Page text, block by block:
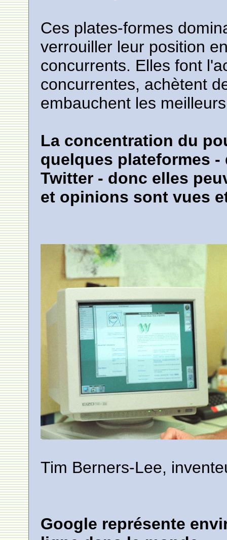
Ces plates-formes
verrouiller leur position
concurrents. Elles font
concurrentes, achètent
embauchent les
La concentration du
quelques plateformes
Twitter - donc elles
et opinions sont vues
Tim Berners-Lee,
Google représente